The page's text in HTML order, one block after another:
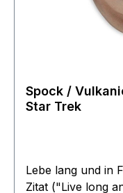
Spock / Vulkanier Ohren
Star Trek
Lebe lang und in
Zitat ("Live long